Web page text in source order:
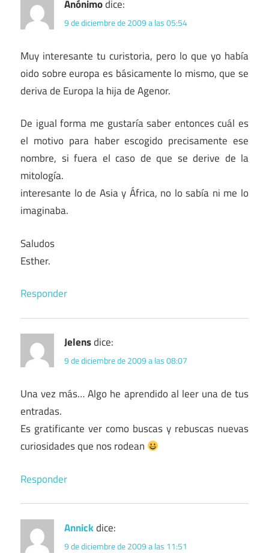
Anónimodice:
9 de diciembre de 2009 a las 05:54
Muy interesante tu curistoria, pero lo que yo había
oido sobre europa es básicamente lo mismo, que se
deriva de Europa la hija de Agenor.
De igual forma me gustaría saber entonces cuál es
el motivo para haber escogido precisamente ese
nombre, si fuera el caso de que se derive de la
mitología.
interesante lo de Asia y África, no lo sabía ni me lo
imaginaba.
Saludos
Esther.
Responder
Jelensdice:
9 de diciembre de 2009 a las 08:07
Una vez más… Algo he aprendido al leer una de tus
entradas.
Es gratificante ver como buscas y rebuscas nuevas
curiosidades que nos rodean
Responder
Annickdice:
9 de diciembre de 2009 a las 11:51